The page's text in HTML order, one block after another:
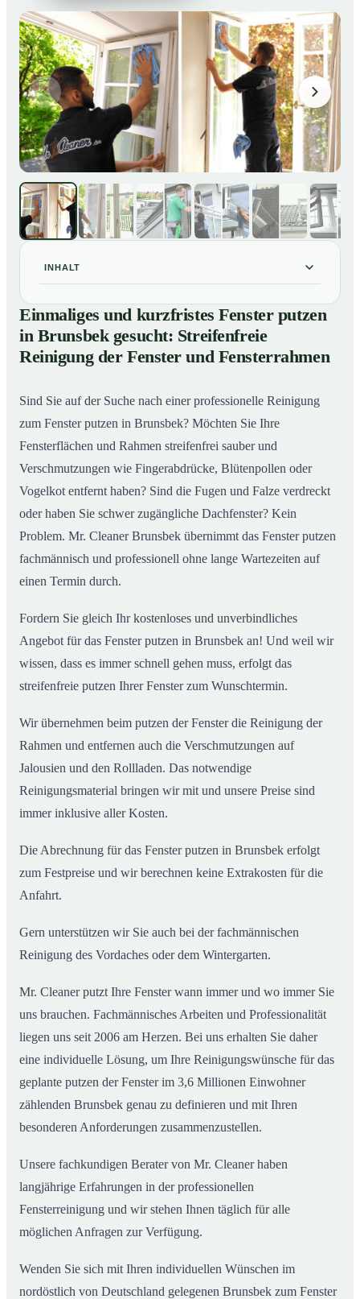
INHALT
Einmaliges und kurzfristes Fenster putzen in Brunsbek
gesucht: Streifenfreie Reinigung der Fenster und
Fensterrahmen
02So putzen unsere Profis in Brunsbek Ihre Fenster
Einmaliges und kurzfristes Fenster putzen
in Brunsbek gesucht: Streifenfreie
Reinigung der Fenster und Fensterrahmen
Sind Sie auf der Suche nach einer professionelle Reinigung
zum Fenster putzen in Brunsbek? Möchten Sie Ihre
Fensterflächen und Rahmen streifenfrei sauber und
Verschmutzungen wie Fingerabdrücke, Blütenpollen oder
Vogelkot entfernt haben? Sind die Fugen und Falze verdreckt
oder haben Sie schwer zugängliche Dachfenster? Kein
Problem. Mr. Cleaner Brunsbek übernimmt das Fenster putzen
fachmännisch und professionell ohne lange Wartezeiten auf
einen Termin durch.
Fordern Sie gleich Ihr kostenloses und unverbindliches
Angebot für das Fenster putzen in Brunsbek an! Und weil wir
wissen, dass es immer schnell gehen muss, erfolgt das
streifenfreie putzen Ihrer Fenster zum Wunschtermin.
Wir übernehmen beim putzen der Fenster die Reinigung der
Rahmen und entfernen auch die Verschmutzungen auf
Jalousien und den Rollladen. Das notwendige
Reinigungsmaterial bringen wir mit und unsere Preise sind
immer inklusive aller Kosten.
Die Abrechnung für das Fenster putzen in Brunsbek erfolgt
zum Festpreise und wir berechnen keine Extrakosten für die
Anfahrt.
Gern unterstützen wir Sie auch bei der fachmännischen
Reinigung des Vordaches oder dem Wintergarten.
Mr. Cleaner putzt Ihre Fenster wann immer und wo immer Sie
uns brauchen. Fachmännisches Arbeiten und Professionalität
liegen uns seit 2006 am Herzen. Bei uns erhalten Sie daher
eine individuelle Lösung, um Ihre Reinigungswünsche für das
geplante putzen der Fenster im 3,6 Millionen Einwohner
zählenden Brunsbek genau zu definieren und mit Ihren
besonderen Anforderungen zusammenzustellen.
Unsere fachkundigen Berater von Mr. Cleaner haben
langjährige Erfahrungen in der professionellen
Fensterreinigung und wir stehen Ihnen täglich für alle
möglichen Anfragen zur Verfügung.
Wenden Sie sich mit Ihren individuellen Wünschen im
nordöstlich von Deutschland gelegenen Brunsbek zum Fenster